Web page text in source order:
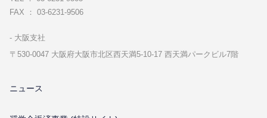
FAX ： 03-6231-9506
⼤阪⽀社
〒530-0047 ⼤阪府⼤阪市北区⻄天満5-10-17 ⻄天満パークビル7階
ニュース